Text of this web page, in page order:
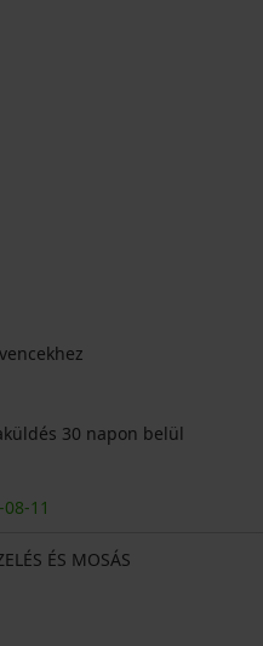
30 napon belül
-08-11
ÉS MOSÁS